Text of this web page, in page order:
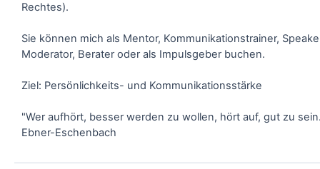
Rechtes).
Sie können mich als Mentor, Kommunikationstrainer,
Moderator, Berater oder als Impulsgeber buchen.
Ziel: Persönlichkeits- und Kommunikationsstärke
"Wer aufhört, besser werden zu wollen, hört auf, gut zu
Ebner-Eschenbach